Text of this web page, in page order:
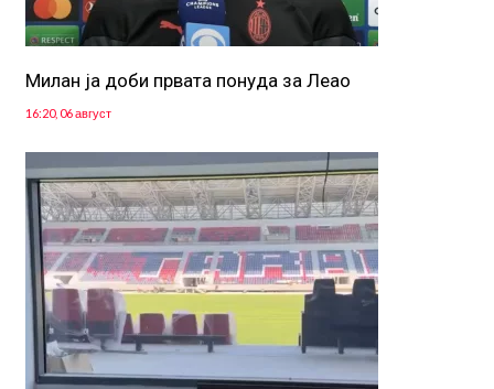
Милан ја доби првата понуда за Леао
16:20, 06 август